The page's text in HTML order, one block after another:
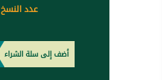
عدد النسخ
أضف إلى سلة الشراء